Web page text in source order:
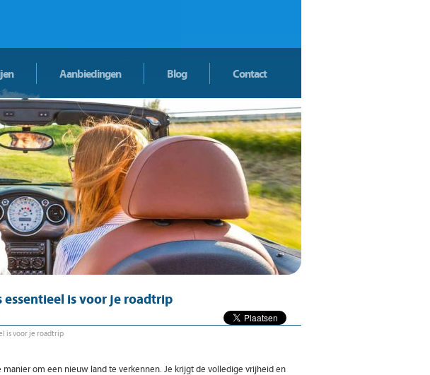
Aanbiedingen Blog Contact
is voor je roadtrip
is voor je roadtrip
om een nieuw land te verkennen. Je krijgt de volledige vrijheid en